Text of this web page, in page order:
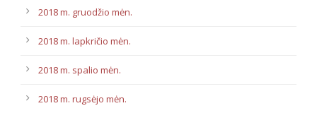
2018 m. gruodžio mėn.
2018 m. lapkričio mėn.
2018 m. spalio mėn.
2018 m. rugsėjo mėn.